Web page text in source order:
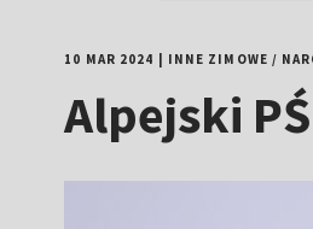
10 MAR 2024 INNE ZIMOWE /
Alpejski